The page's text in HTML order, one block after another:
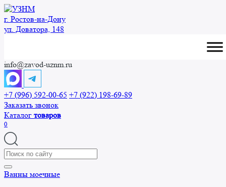
Перейти
к
содержанию
г. Ростов-на-Дону
ул. Доватора, 148
info@zavod-uznm.ru
+7 (996) 592-00-65 +7 (922) 198-69-89
Заказать звонок
Каталог товаров
0
Search
for:
Ванны моечные